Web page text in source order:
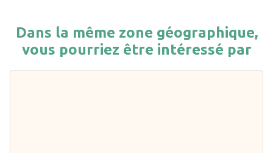
Dans la même zone géographique,
vous pourriez être intéressé par